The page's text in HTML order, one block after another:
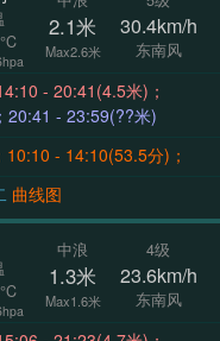
2.1米
Max2.6米
30.4km/h
东南风
)；14:10 - 20:41(4.5米)；
米)；20:41 - 23:59(??米)
- 14:10(53.5分)；
曲线图
中浪
1.3米
Max1.6米
4级
23.6km/h
东南风